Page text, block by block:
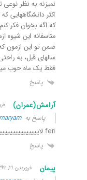
نمیزنه به نظر
اکثر دانشگاههایی
که اگه بخوان فکر
متاسفانه این شیوه
ضمن تو این ازمون
فقط یک ماه حوب
پاسخ
آرامش(عمران)
پاسخ بهmaryam
feri لاییییییییییییییییییک
پاسخ
پیمان فروردین ۲۱, ۱۳۹۳ ۱۰:۰۱ ب٫ظ